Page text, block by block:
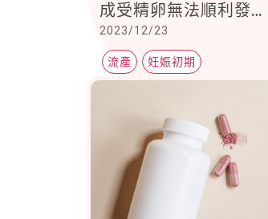
成受精卵無法順利發育
成為胎兒
2023/12/23
流產 妊娠初期